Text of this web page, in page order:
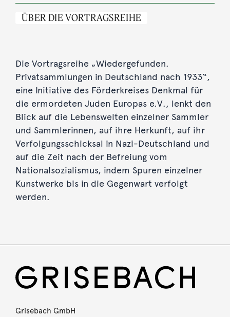
ÜBER DIE VORTRAGSREIHE
Die Vortragsreihe „Wiedergefunden.
Privatsammlungen in Deutschland nach 1933“,
eine Initiative des Förderkreises Denkmal für
die ermordeten Juden Europas e.V., lenkt den
Blick auf die Lebenswelten einzelner Sammler
und Sammlerinnen, auf ihre Herkunft, auf ihr
Verfolgungsschicksal in Nazi-Deutschland und
auf die Zeit nach der Befreiung vom
Nationalsozialismus, indem Spuren einzelner
Kunstwerke bis in die Gegenwart verfolgt
werden.
Grisebach GmbH